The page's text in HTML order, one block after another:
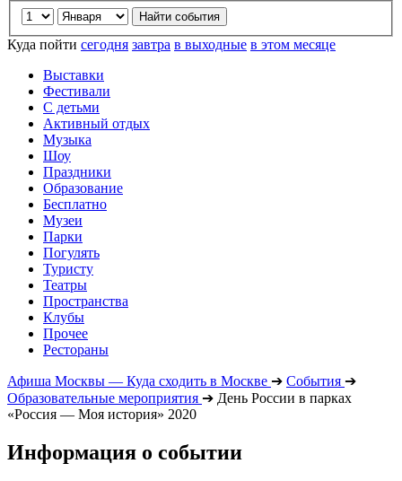
Куда пойти сегодня завтра в выходные в этом месяце
Выставки
Фестивали
С детьми
Активный отдых
Музыка
Шоу
Праздники
Образование
Бесплатно
Музеи
Парки
Погулять
Туристу
Театры
Пространства
Клубы
Прочее
Рестораны
Афиша Москвы — Куда сходить в Москве ➔ События ➔
Образовательные мероприятия ➔ День России в парках
«Россия — Моя история» 2020
Информация о событии